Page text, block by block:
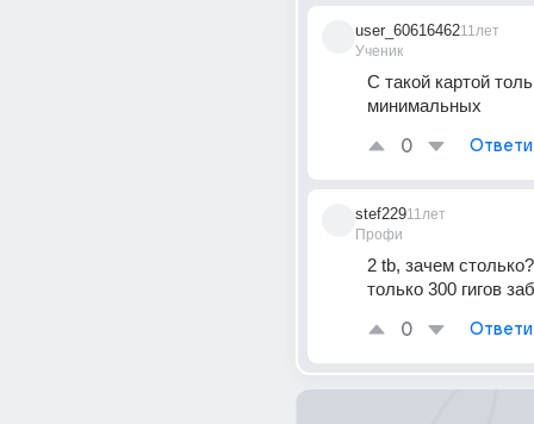
user_60616462
Ученик
11лет
С такой картой
минимальных
0
stef229
Профи
11лет
2 tb, зачем
только 300 гигов
0